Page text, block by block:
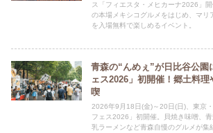
ス「フィエスタ・メヒカーナ2026」
の本場メキシコグルメをはじめ、マリ
を入場無料で楽しめるイベント。
青森の“んめぇ”が日比谷公園
ェス2026」初開催！郷土料
喫
2026年9月18日(金)～20日(日)、東京
フェス2026」初開催。貝焼き味噌、
乳ラーメンなど青森自慢のグルメが集